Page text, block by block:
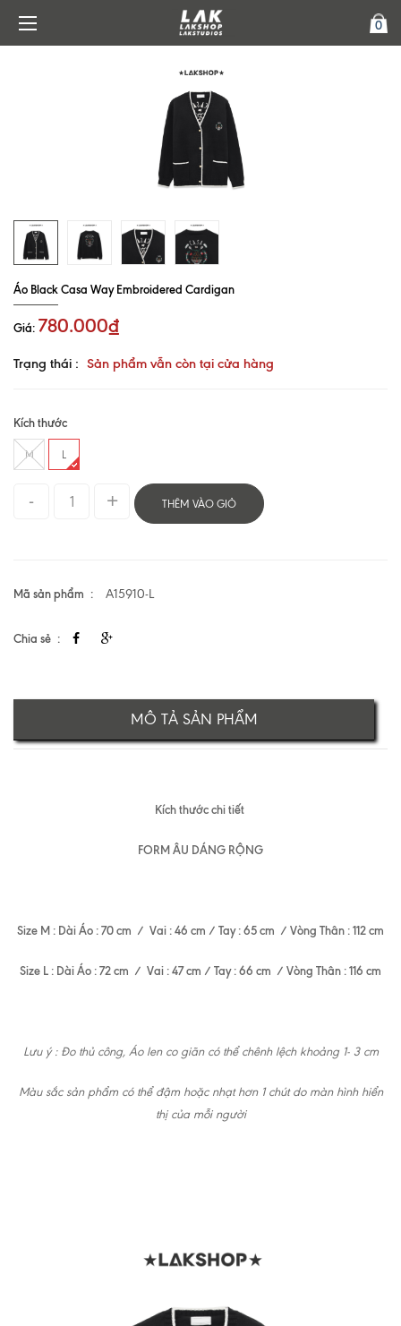
0
Áo Black Casa Way Embroidered Cardigan
Giá: 780.000₫
Trạng thái : Sản phẩm vẫn còn tại cửa hàng
Kích thước
M L
THÊM VÀO GIỎ
Mã sản phẩm A15910-L
Chia sẻ
MÔ TẢ SẢN PHẨM
Kích thước chi tiết
FORM ÂU DÁNG RỘNG
Size M : Dài Áo : 70 cm / Vai : 46 cm / Tay : 65 cm / Vòng Thân : 112 cm
Size L : Dài Áo : 72 cm / Vai : 47 cm / Tay : 66 cm / Vòng Thân : 116 cm
Lưu ý : Đo thủ công, Áo len co giãn có thể chênh lệch khoảng 1- 3 cm
Màu sắc sản phẩm có thể đậm hoặc nhạt hơn 1 chút do màn hình hiển
thị của mỗi người